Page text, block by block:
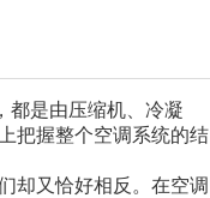
都是由压缩机、冷凝
把握整个空调系统的结
却又恰好相反。在空调